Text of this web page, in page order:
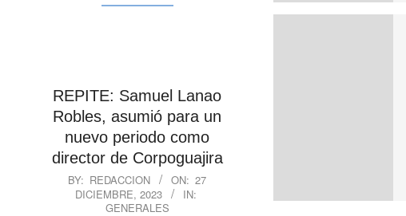
REPITE: Samuel Lanao
Robles, asumió para un
nuevo periodo como
director de Corpoguajira
2023-BY: REDACCION ON: 27
DICIEMBRE, 2023
IN:
GENERALES